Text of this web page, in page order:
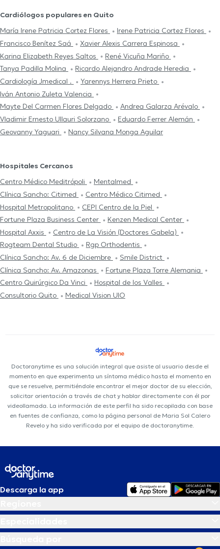
Cardiólogos populares en Quito
María Irene Patricia Cortez Flores
Irene Patricia Cortez Flores
Francisco Benítez Saá
Xavier Alexis Carrera Espinosa
Karina Elizabeth Reyes Saltos
René Vicuña Mariño
Tanya Padilla Molina
Ricardo Alejandro Andrade Heredia
Cardiología Jmedical .
Yarennys Herrera Prieto
Iván Antonio Zuleta Valencia
Mayte Del Carmen Flores Delgado
Andrea Galarza Arévalo
Vladimir Ernesto Ullauri Solorzano
Eduardo Ferrer Alemán
Geovanny Yaguari
Nancy Silvana Monga Aguilar
Hospitales Cercanos
Centro Médico Meditrópoli
Mentalmed
Clínica Sancho: Citimed
Centro Médico Citimed
Hospital Metropolitano
CEPI Centro de la Piel
Fortune Plaza Business Center
Kenzen Medical Center
Hospital Axxis
Centro de La Visión (Doctores Gabela)
Rogteam Dental Studio
Rgp Orthodentis
Clínica Sancho: Av. 6 de Diciembre
Smile District
Clínica Sancho: Av. Amazonas
Fortune Plaza Torre Alemania
Centro Quirúrgico Da Vinci
Hospital de los Valles
Consultorio Quito
Medical Vision UIO
Doctoranytime es una solución integral que asiste al usuario desde el
momento en que experimenta un síntoma médico hasta el momento en
que se resuelve, permitiéndole encontrar el mejor doctor de su elección,
solicitar orientación a través de chat y hablar directamente con él por
videollamada. La información de este perfil ha sido recopilada con base
en fuentes de confianza, como la página personal de Maria Sol Calero
Revelo y ha sido verificada por el equipo de doctoranytime.
Descarga la app